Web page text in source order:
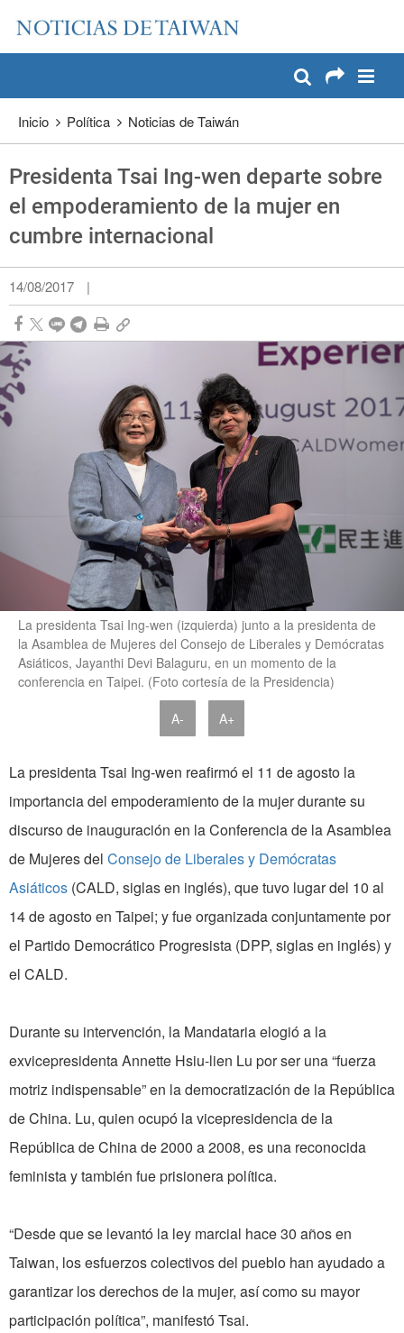
Pase a contenido principal
Inicio Política Noticias de Taiwán
Presidenta Tsai Ing-wen departe sobre
el empoderamiento de la mujer en
cumbre internacional
14/08/2017 |
La presidenta Tsai Ing-wen (izquierda) junto a la presidenta de
la Asamblea de Mujeres del Consejo de Liberales y Demócratas
Asiáticos, Jayanthi Devi Balaguru, en un momento de la
conferencia en Taipei. (Foto cortesía de la Presidencia)
A- A+
La presidenta Tsai Ing-wen reafirmó el 11 de agosto la
importancia del empoderamiento de la mujer durante su
discurso de inauguración en la Conferencia de la Asamblea
de Mujeres del Consejo de Liberales y Demócratas
Asiáticos (CALD, siglas en inglés), que tuvo lugar del 10 al
14 de agosto en Taipei; y fue organizada conjuntamente por
el Partido Democrático Progresista (DPP, siglas en inglés) y
el CALD.
Durante su intervención, la Mandataria elogió a la
exvicepresidenta Annette Hsiu-lien Lu por ser una “fuerza
motriz indispensable” en la democratización de la República
de China. Lu, quien ocupó la vicepresidencia de la
República de China de 2000 a 2008, es una reconocida
feminista y también fue prisionera política.
“Desde que se levantó la ley marcial hace 30 años en
Taiwan, los esfuerzos colectivos del pueblo han ayudado a
garantizar los derechos de la mujer, así como su mayor
participación política”, manifestó Tsai.